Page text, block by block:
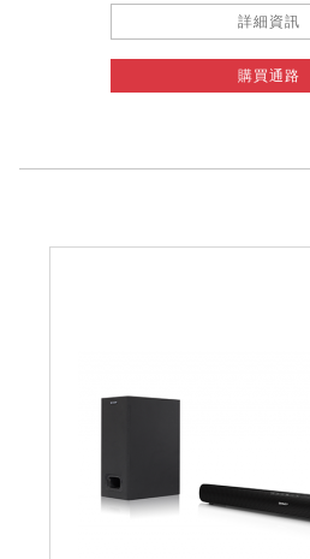
詳細資訊
購買通路